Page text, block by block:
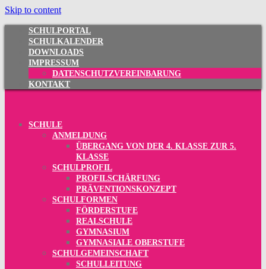
Skip to content
SCHULPORTAL
SCHULKALENDER
DOWNLOADS
IMPRESSUM
DATENSCHUTZVEREINBARUNG
KONTAKT
SCHULE
ANMELDUNG
ÜBERGANG VON DER 4. KLASSE ZUR 5.
KLASSE
SCHULPROFIL
PROFILSCHÄRFUNG
PRÄVENTIONSKONZEPT
SCHULFORMEN
FÖRDERSTUFE
REALSCHULE
GYMNASIUM
GYMNASIALE OBERSTUFE
SCHULGEMEINSCHAFT
SCHULLEITUNG